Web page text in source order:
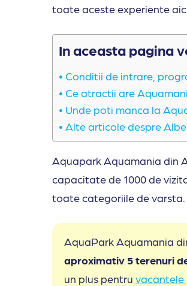
toate aceste experiente
In aceasta pagina
Conditii de intrare,
Ce atractii are
Unde poti manca la
Alte articole despre
Aquapark Aquamania din
capacitate de 1000 de
toate categoriile de varsta.
AquaPark Aquamania
aproximativ 5 terenuri
un plus pentru vacantele